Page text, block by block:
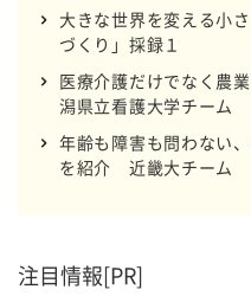
大きな世界を変える小
づくり」採録１
医療介護だけでなく農
潟県立看護大学チーム
年齢も障害も問わない
を紹介 近畿大チーム
注目情報[PR]